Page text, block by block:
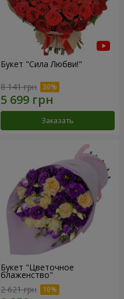
Букет "Сила Любви!"
8 141 грн
Заказать
Букет "Цветочное
блаженство"
2 621 грн